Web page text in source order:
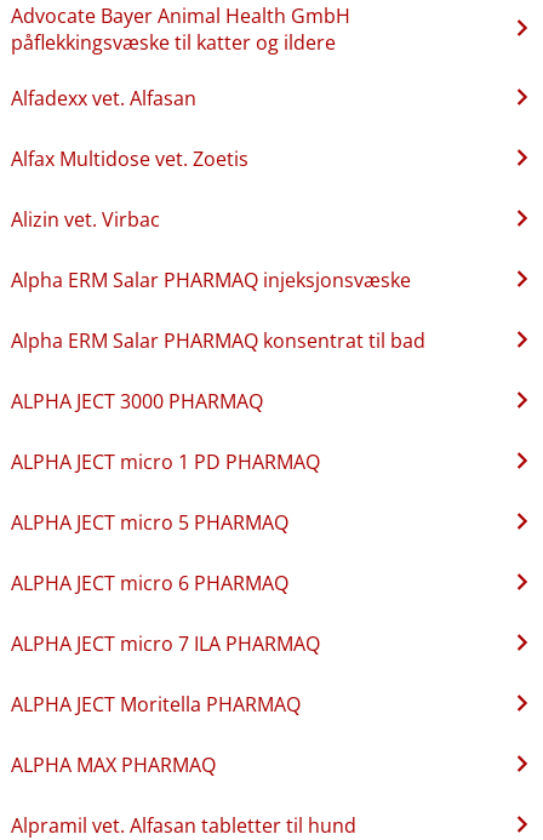
Advocate Bayer Animal Health GmbH
påflekkingsvæske til katter og ildere
Alfadexx vet. Alfasan
Alfax Multidose vet. Zoetis
Alizin vet. Virbac
Alpha ERM Salar PHARMAQ injeksjonsvæske
Alpha ERM Salar PHARMAQ konsentrat til bad
ALPHA JECT 3000 PHARMAQ
ALPHA JECT micro 1 PD PHARMAQ
ALPHA JECT micro 5 PHARMAQ
ALPHA JECT micro 6 PHARMAQ
ALPHA JECT micro 7 ILA PHARMAQ
ALPHA JECT Moritella PHARMAQ
ALPHA MAX PHARMAQ
Alpramil vet. Alfasan tabletter til hund